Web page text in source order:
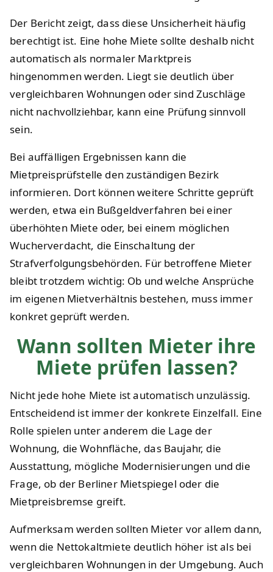
Der Bericht zeigt, dass diese Unsicherheit häufig
berechtigt ist. Eine hohe Miete sollte deshalb nicht
automatisch als normaler Marktpreis
hingenommen werden. Liegt sie deutlich über
vergleichbaren Wohnungen oder sind Zuschläge
nicht nachvollziehbar, kann eine Prüfung sinnvoll
sein.
Bei auffälligen Ergebnissen kann die
Mietpreisprüfstelle den zuständigen Bezirk
informieren. Dort können weitere Schritte geprüft
werden, etwa ein Bußgeldverfahren bei einer
überhöhten Miete oder, bei einem möglichen
Wucherverdacht, die Einschaltung der
Strafverfolgungsbehörden. Für betroffene Mieter
bleibt trotzdem wichtig: Ob und welche Ansprüche
im eigenen Mietverhältnis bestehen, muss immer
konkret geprüft werden.
Wann sollten Mieter ihre
Miete prüfen lassen?
Nicht jede hohe Miete ist automatisch unzulässig.
Entscheidend ist immer der konkrete Einzelfall. Eine
Rolle spielen unter anderem die Lage der
Wohnung, die Wohnfläche, das Baujahr, die
Ausstattung, mögliche Modernisierungen und die
Frage, ob der Berliner Mietspiegel oder die
Mietpreisbremse greift.
Aufmerksam werden sollten Mieter vor allem dann,
wenn die Nettokaltmiete deutlich höher ist als bei
vergleichbaren Wohnungen in der Umgebung. Auch